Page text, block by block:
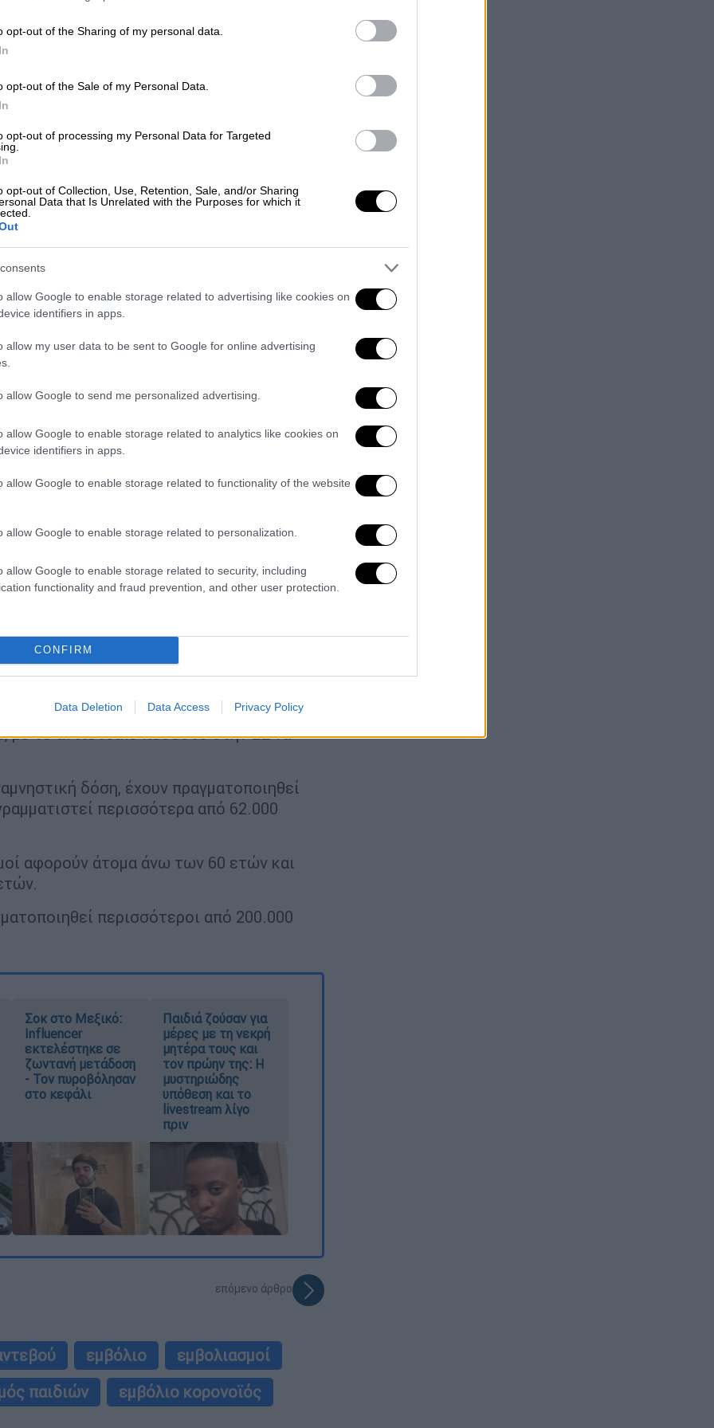
opt-out of the Sharing of my personal data.
opt-out of the Sale of my Personal Data.
opt-out of processing my Personal Data for Targeted
opt-out of Collection, Use, Retention, Sale, and/or Sharing
Data that Is Unrelated with the Purposes for which it
allow Google to enable storage related to advertising like cookies on
identifiers in apps.
allow my user data to be sent to Google for online advertising
allow Google to send me personalized advertising.
allow Google to enable storage related to analytics like cookies on
identifiers in apps.
allow Google to enable storage related to functionality of the website
allow Google to enable storage related to personalization.
allow Google to enable storage related to security, including
functionality and fraud prevention, and other user protection.
CONFIRM
Data Deletion Data Access Privacy Policy
ενημέρωση για το Εθνικό Σχέδιο
19, ο γενικός γραμματέας
των παιδιών: Σε ποιες
στη γρίπη φέτος
δόση, έχει εμβολιαστεί το 23,3%
όρο της ΕΕ για την δεύτερη
Ελλάδα αυτό το χρονικό διάστημα,
εμβολιασμούς.
όσον αφορά τον κυλιόμενο μέσο όρο επτά
ο κ. Θεμιστοκλέους.
οι 21.660.000 εμβολιασμοίκατά της
τους περισσότεροι από 7.630.000
και 81,3% επί του ενήλικου
ΕΕ είναι 72,6% του γενικού
Η
δόσης (3η δόση), έχουν
εμβολιασμοί, ποσοστό 81,5% των
ανέρχεται στο 88,1%. Το ποσοστό
πληθυσμού με πρώτη αναμνηστική δόση
ποσοστό στην ΕΕ είναι 64,9%, με την
του πληθυσμού
άνω των 60 ετώνμε
με το αντίστοιχο ποσοστό στην ΕΕ να
δόση, έχουν πραγματοποιηθεί
περισσότερα από 62.000
αφορούν άτομα άνω των 60 ετών και
περισσότεροι από 200.000
Σοκ στο Μεξικό:
Influencer
εκτελέστηκε σε
ζωντανή μετάδοση
- Τον πυροβόλησαν
στο κεφάλι
Παιδιά ζούσαν για
μέρες με τη νεκρή
μητέρα τους και
τον πρώην της: Η
μυστηριώδης
υπόθεση και το
livestream λίγο
πριν
επόμενο άρθρο
εμβόλιο
εμβολιασμοί
παιδιών
εμβόλιο κορονοϊός